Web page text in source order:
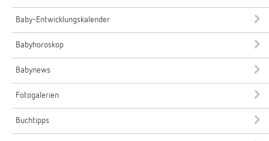
Baby-Entwicklungskalender
Babyhoroskop
Babynews
Fotogalerien
Buchtipps